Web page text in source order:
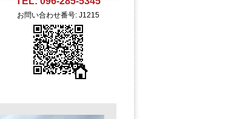
お問い合わせ番号: J1215